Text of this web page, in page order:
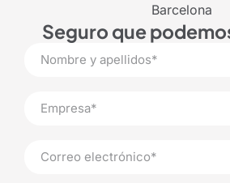
Barcelona
Seguro que